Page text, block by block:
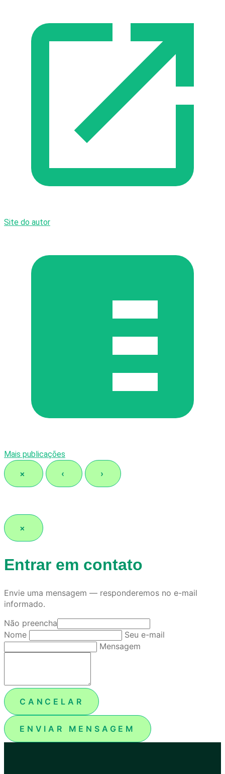
Site do autor
Mais publicações
× ‹ ›
×
Entrar em contato
Envie uma mensagem — responderemos no e-mail
informado.
Não preencha
Nome
Seu e-mail
Mensagem
CANCELAR
ENVIAR MENSAGEM